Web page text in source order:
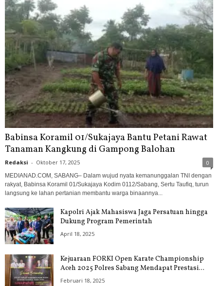
Babinsa Koramil 01/Sukajaya Bantu Petani Rawat
Tanaman Kangkung di Gampong Balohan
Redaksi - Oktober 17, 2025 0
MEDIANAD.COM, SABANG– Dalam wujud nyata kemanunggalan TNI dengan
rakyat, Babinsa Koramil 01/Sukajaya Kodim 0112/Sabang, Sertu Taufiq, turun
langsung ke lahan pertanian membantu warga binaannya...
Kapolri Ajak Mahasiswa Jaga Persatuan hingga
Dukung Program Pemerintah
April 18, 2025
Kejuaraan FORKI Open Karate Championship
Aceh 2025 Polres Sabang Mendapat Prestasi...
Februari 18, 2025